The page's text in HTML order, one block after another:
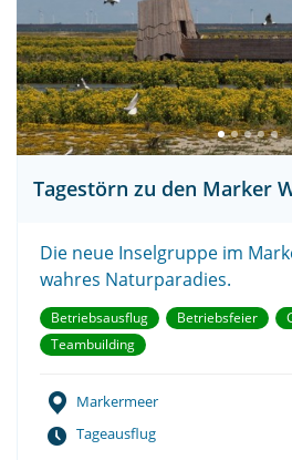
Die neue Inselgruppe im
wahres Naturparadies.
Betriebsausflug Betriebsfeier
Teambuilding
Markermeer
Tageausflug